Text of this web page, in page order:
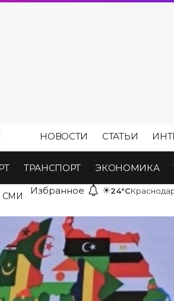
НОВОСТИ СТАТЬИ
ТРАНСПОРТ ЭКОНОМИКА
СМИ Избранное ☀24°C